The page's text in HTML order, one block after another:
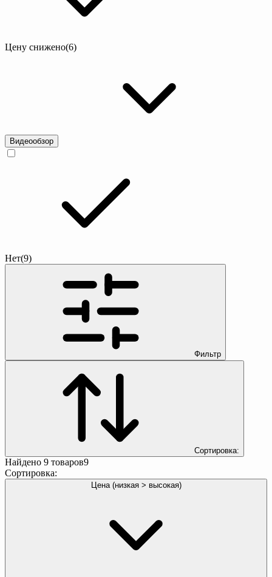
Цену снижено(6)
Видеообзор
Нет(9)
Фильтр
Сортировка:
Найдено 9 товаров9
Сортировка:
Цена (низкая > высокая)